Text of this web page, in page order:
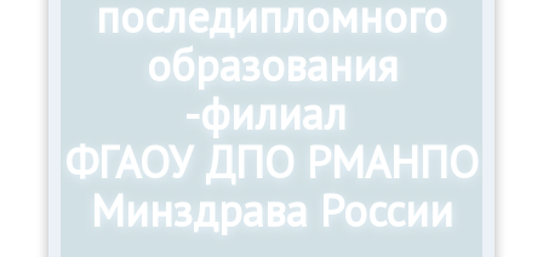
последипломного
образования
-филиал
ФГАОУ ДПО РМАНПО
Минздрава России